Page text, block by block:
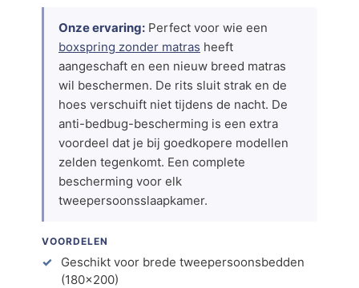
Onze ervaring: Perfect voor wie een
boxspring zonder matras heeft
aangeschaft en een nieuw breed matras
wil beschermen. De rits sluit strak en de
hoes verschuift niet tijdens de nacht. De
anti-bedbug-bescherming is een extra
voordeel dat je bij goedkopere modellen
zelden tegenkomt. Een complete
bescherming voor elk
tweepersoonsslaapkamer.
VOORDELEN
Geschikt voor brede tweepersoonsbedden
(180×200)